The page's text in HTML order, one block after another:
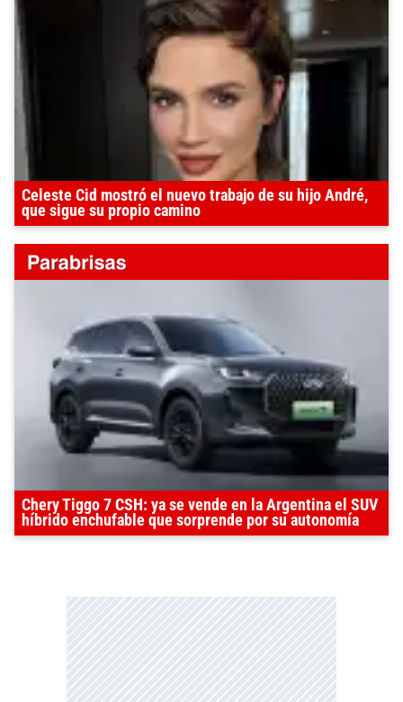
Celeste Cid mostró el nuevo trabajo de su hijo André,
que sigue su propio camino
Chery Tiggo 7 CSH: ya se vende en la Argentina el SUV
híbrido enchufable que sorprende por su autonomía